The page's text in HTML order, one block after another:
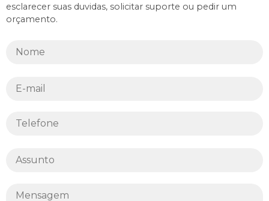
esclarecer suas duvidas, solicitar suporte ou pedir um
orçamento.